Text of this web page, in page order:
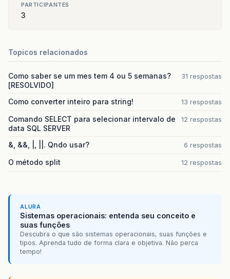
PARTICIPANTES
3
Topicos relacionados
Como saber se um mes tem 4 ou 5 semanas?
[RESOLVIDO]
31 respostas
Como converter inteiro para string! 13 respostas
Comando SELECT para selecionar intervalo de
data SQL SERVER
12 respostas
&, &&, |, ||. Qndo usar? 6 respostas
O método split 12 respostas
ALURA
Sistemas operacionais: entenda seu conceito e
suas funções
Descubra o que são sistemas operacionais, suas funções e
tipos. Aprenda tudo de forma clara e objetiva. Não perca
tempo!